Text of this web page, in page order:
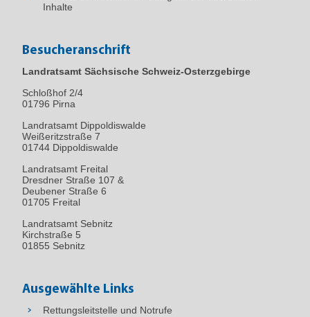
Inhalte
Besucheranschrift
Landratsamt Sächsische Schweiz-Osterzgebirge
Schloßhof 2/4
01796 Pirna
Landratsamt Dippoldiswalde
Weißeritzstraße 7
01744 Dippoldiswalde
Landratsamt Freital
Dresdner Straße 107 &
Deubener Straße 6
01705 Freital
Landratsamt Sebnitz
Kirchstraße 5
01855 Sebnitz
Ausgewählte Links
Rettungsleitstelle und Notrufe